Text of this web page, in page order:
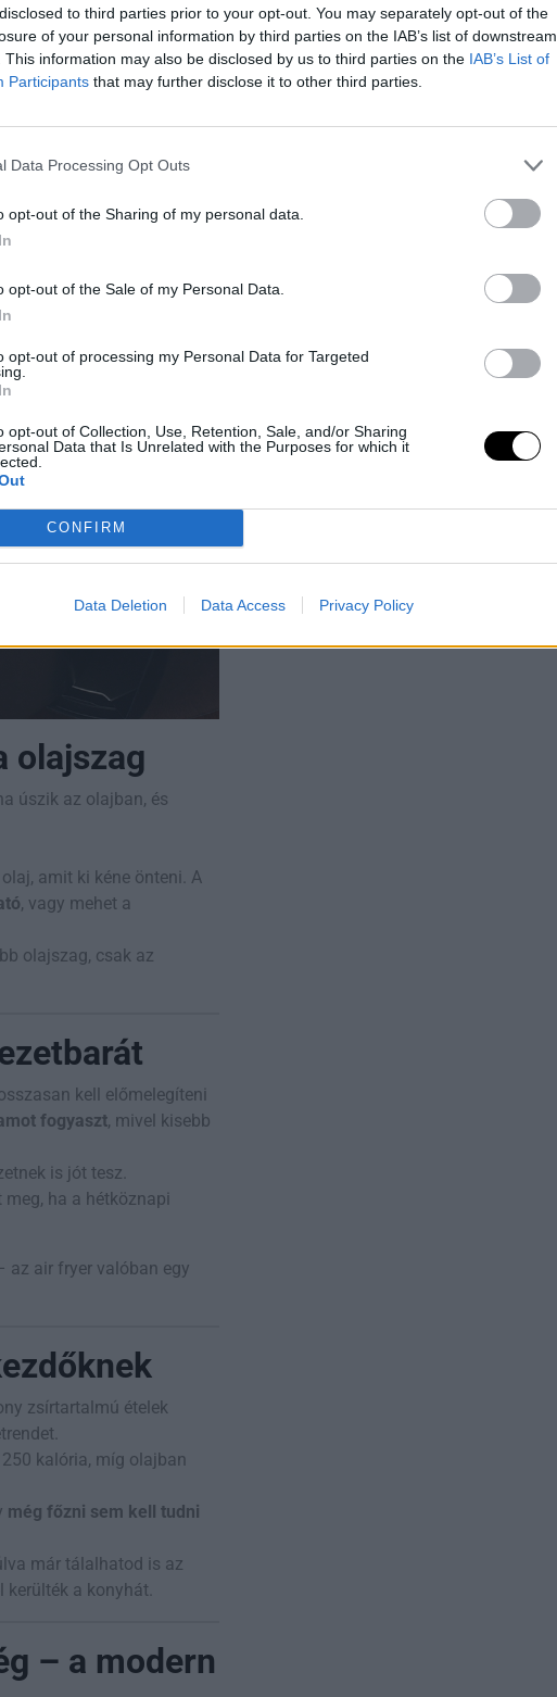
to third parties prior to your opt-out. You may separately opt-out of the
of your personal information by third parties on the IAB’s list of downstream
This information may also be disclosed by us to third parties on the IAB’s List of
Participants that may further disclose it to other third parties.
Data Processing Opt Outs
opt-out of the Sharing of my personal data.
opt-out of the Sale of my Personal Data.
opt-out of processing my Personal Data for Targeted
opt-out of Collection, Use, Retention, Sale, and/or Sharing
Data that Is Unrelated with the Purposes for which it
CONFIRM
Data Deletion Data Access Privacy Policy
– minden
, ráadásul megőrzik
zöldségedet, nehéz lesz
lazacfilé, karfiol, pizza,
olajszag
úszik az olajban, és
amit ki kéne önteni. A
, vagy mehet a
olajszag, csak az
kell előmelegíteni
fogyaszt, mivel kisebb
is jót tesz.
ha a hétköznapi
az air fryer valóban egy
zsírtartalmú ételek
kalória, míg olajban
még főzni sem kell tudni
már tálalhatod is az
a konyhát.
– a modern
Húsvét 2026: A teljes
útmutató a
megújuláshoz,
hagyományokhoz és
Utónevek gyakorisága Magyarországon
1967 – 2024